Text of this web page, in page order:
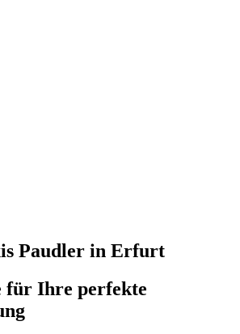
Paudler in Erfurt
für Ihre perfekte